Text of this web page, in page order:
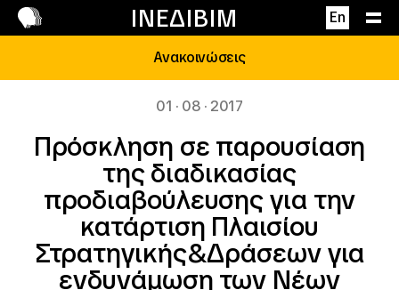
ΙΝΕΔΙΒΙΜ En
Επικοινωνία
Ανακοινώσεις
01 · 08 · 2017
Πρόσκληση σε παρουσίαση
της διαδικασίας
προδιαβούλευσης για την
κατάρτιση Πλαισίου
Στρατηγικής&Δράσεων για
ενδυνάμωση των Νέων